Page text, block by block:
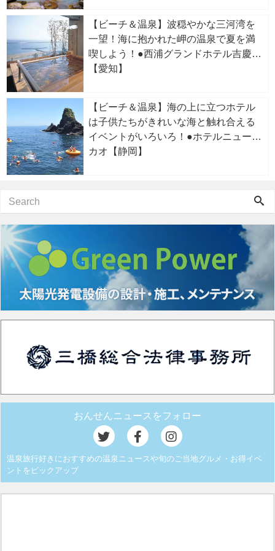
【ビーチ＆温泉】波穏やかな三河湾を
一望！海に抱かれた岬の温泉で夏を満
喫しよう！●西浦グランドホテル吉慶
【愛知】
【ビーチ＆温泉】海の上に立つホテル
は子供たちがきれいな海と触れ合える
イベントがいろいろ！●ホテルニューア
カオ【静岡】
おんせんニュースをフォロー
温泉旅行好きにおすすめの温泉ニュースや旬のご当地グルメ・お得イベ
ントをピックアップ